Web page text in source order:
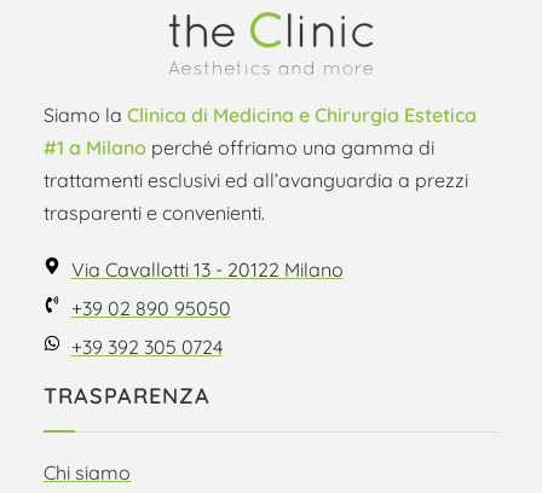
Siamo la Clinica di Medicina e Chirurgia Estetica
#1 a Milano perché offriamo una gamma di
trattamenti esclusivi ed all’avanguardia a prezzi
trasparenti e convenienti.
Via Cavallotti 13 - 20122 Milano
+39 02 890 95050
+39 392 305 0724
TRASPARENZA
Chi siamo